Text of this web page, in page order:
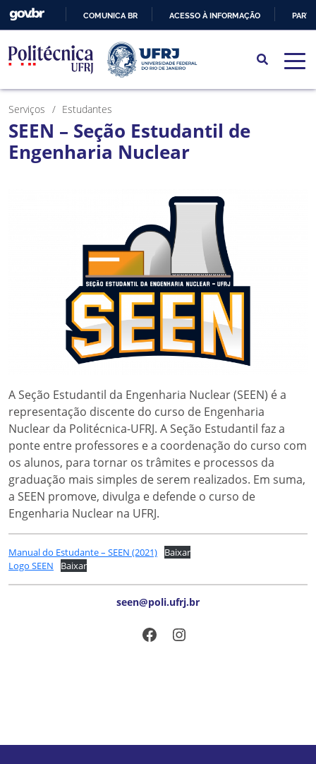
PARA
O
CONTEÚDO
COMUNICA BR ACESSO À INFORMAÇÃO
Serviços Estudantes
SEEN – Seção Estudantil de
Engenharia Nuclear
A Seção Estudantil da Engenharia Nuclear (SEEN) é a
representação discente do curso de Engenharia
Nuclear da Politécnica-UFRJ. A Seção Estudantil faz a
ponte entre professores e a coordenação do curso com
os alunos, para tornar os trâmites e processos da
graduação mais simples de serem realizados. Em suma,
a SEEN promove, divulga e defende o curso de
Engenharia Nuclear na UFRJ.
Manual do Estudante – SEEN (2021)
Baixar
Logo SEEN
Baixar
seen@poli.ufrj.br
FacebookInstagram